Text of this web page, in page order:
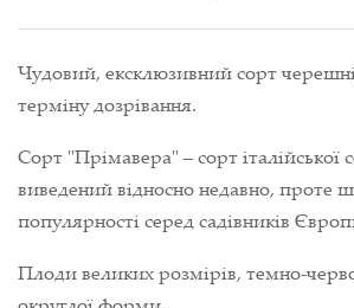
Чудовий, ексклюзивний сорт
терміну дозрівання.
Сорт "Прімавера" – сорт італійської
виведений відносно недавно, проте
популярності серед садівників
Плоди великих розмірів, темно-